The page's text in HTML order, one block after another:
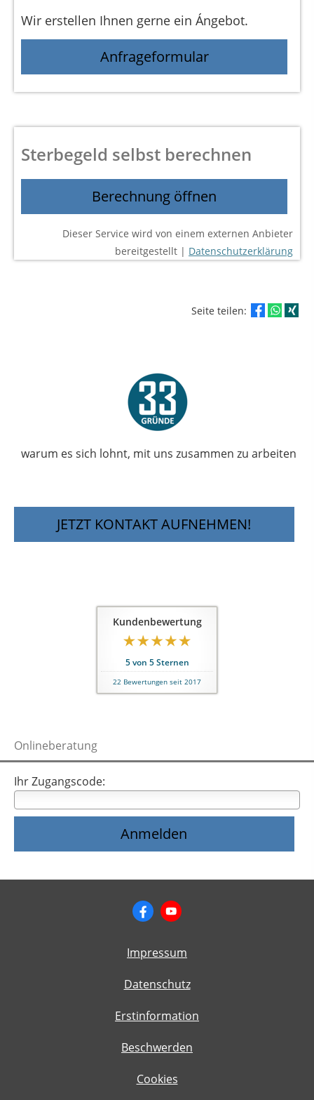
Wir erstellen Ihnen gerne ein Ángebot.
Anfrageformular
Sterbegeld selbst berechnen
Berechnung öffnen
Dieser Service wird von einem externen Anbieter
bereitgestellt | Datenschutzerklärung
Seite teilen:
warum es sich lohnt, mit uns zusammen zu arbeiten
JETZT KONTAKT AUFNEHMEN!
Kundenbewertung
5von 5Sternen
22 Bewertungen seit 2017
Onlineberatung
Ihr Zugangscode:
Impressum
Datenschutz
Erstinformation
Beschwerden
Cookies